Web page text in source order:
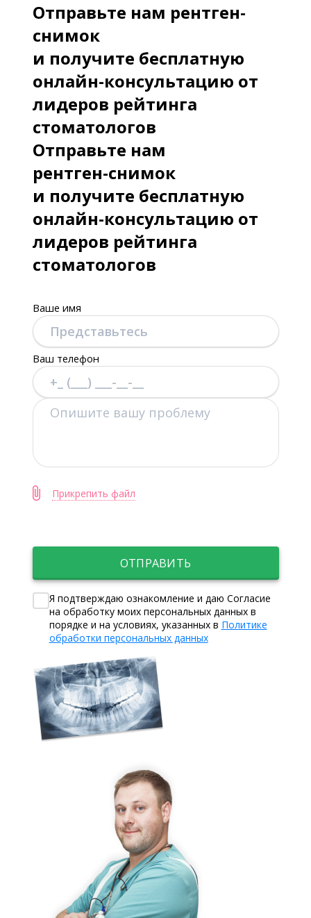
Отправьте нам рентген-
снимок
и получите бесплатную
онлайн-консультацию от
лидеров рейтинга
стоматологов
Отправьте нам
рентген-снимок
и получите бесплатную
онлайн-консультацию от
лидеров рейтинга
стоматологов
Ваше имя
Ваш телефон
Прикрепить файл
ОТПРАВИТЬ
Я подтверждаю ознакомление и даю Согласие
на обработку моих персональных данных в
порядке и на условиях, указанных в Политике
обработки персональных данных